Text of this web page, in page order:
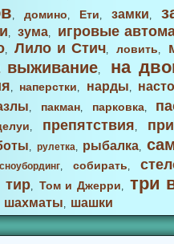
, домино, Ети, замки,
, зума,
игровые
,Лило и Стич,ловить,
выживание, на
, наперстки, нарды,
, пакман, парковка,
, препятствия,
, рулетка, рыбалка,
сноубординг, собирать,
тир,Том и Джерри, три
шахматы, шашки